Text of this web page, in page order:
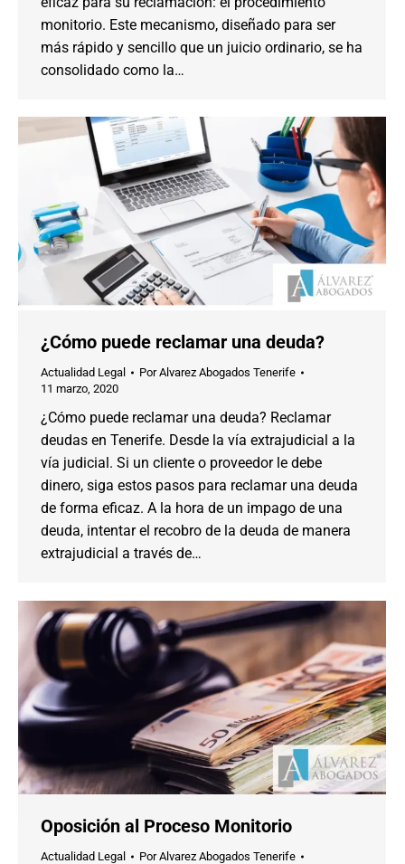
monitorio. Este mecanismo, diseñado para ser
más rápido y sencillo que un juicio ordinario, se ha
consolidado como la…
¿Cómo puede reclamar una deuda?
Actualidad Legal PorAlvarez Abogados Tenerife
11 marzo, 2020
¿Cómo puede reclamar una deuda? Reclamar
deudas en Tenerife. Desde la vía extrajudicial a la
vía judicial. Si un cliente o proveedor le debe
dinero, siga estos pasos para reclamar una deuda
de forma eficaz. A la hora de un impago de una
deuda, intentar el recobro de la deuda de manera
extrajudicial a través de…
Oposición al Proceso Monitorio
Actualidad Legal PorAlvarez Abogados Tenerife